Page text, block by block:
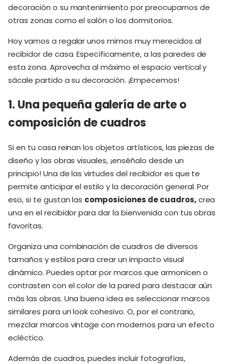
decoración o su mantenimiento por preocuparnos de
otras zonas como el salón o los dormitorios.
Hoy vamos a regalar unos mimos muy merecidos al
recibidor de casa. Específicamente, a las paredes de
esta zona. Aprovecha al máximo el espacio vertical y
sácale partido a su decoración. ¡Empecemos!
1. Una pequeña galería de arte o
composición de cuadros
Si en tu casa reinan los objetos artísticos, las piezas de
diseño y las obras visuales, ¡enséñalo desde un
principio! Una de las virtudes del recibidor es que te
permite anticipar el estilo y la decoración general. Por
eso, si te gustan las composiciones de cuadros,crea
una en el recibidor para dar la bienvenida con tus obras
favoritas.
Organiza una combinación de cuadros de diversos
tamaños y estilos para crear un impacto visual
dinámico. Puedes optar por marcos que armonicen o
contrasten con el color de la pared para destacar aún
más las obras. Una buena idea es seleccionar marcos
similares para un look cohesivo. O, por el contrario,
mezclar marcos vintage con modernos para un efecto
ecléctico.
Además de cuadros, puedes incluir fotografías,